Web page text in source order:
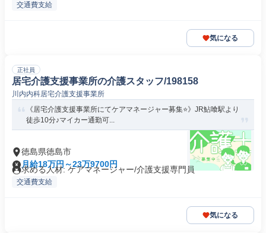
交通費支給
気になる
正社員
居宅介護支援事業所の介護スタッフ/198158
川内内科居宅介護支援事業所
《居宅介護支援事業所にてケアマネージャー募集⭐️》JR鮎喰駅より
徒歩10分♪マイカー通勤可...
徳島県徳島市
月給18万円～23万9700円
求める人材: ケアマネージャー/介護支援専門員
交通費支給
気になる